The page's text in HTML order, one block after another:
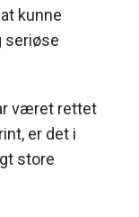
kunne
seriøse
været rettet
er det i
store